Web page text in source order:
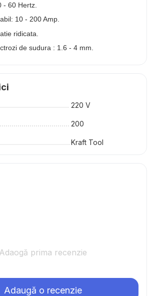
- 60 Hertz.
10 - 200 Amp.
ridicata.
de sudura : 1.6 - 4 mm.
220 V
200
Kraft Tool
Adaogă prima recenzie
Adaugă o recenzie